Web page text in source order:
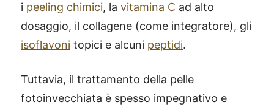
i peeling chimici, la vitamina C ad alto
dosaggio, il collagene (come integratore), gli
isoflavoni topici e alcuni peptidi.
Tuttavia, il trattamento della pelle
fotoinvecchiata è spesso impegnativo e